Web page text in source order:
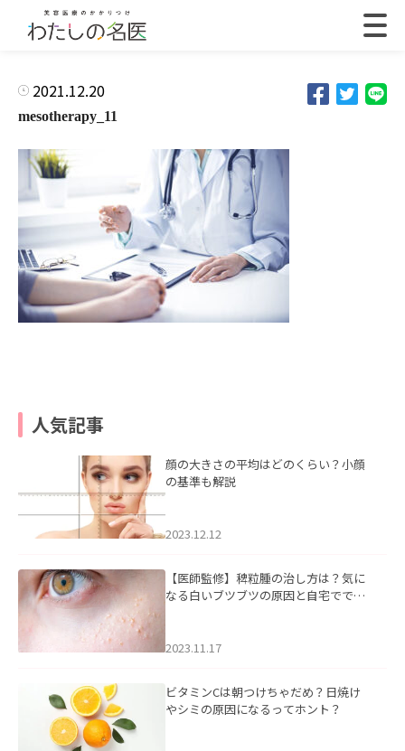
2021.12.20
mesotherapy_11
人気記事
顔の大きさの平均はどのくらい？小顔
の基準も解説
2023.12.12
【医師監修】稗粒腫の治し方は？気に
なる白いブツブツの原因と自宅ででき
2023.11.17
ビタミンCは朝つけちゃだめ？日焼け
やシミの原因になるってホント？